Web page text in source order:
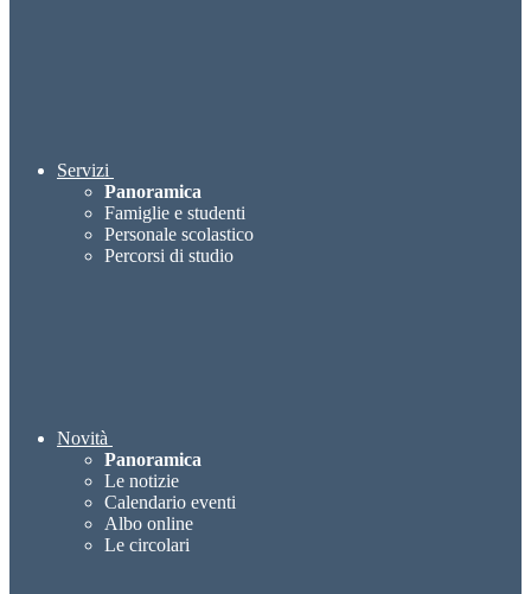
Servizi
Panoramica
Famiglie e studenti
Personale scolastico
Percorsi di studio
Novità
Panoramica
Le notizie
Calendario eventi
Albo online
Le circolari